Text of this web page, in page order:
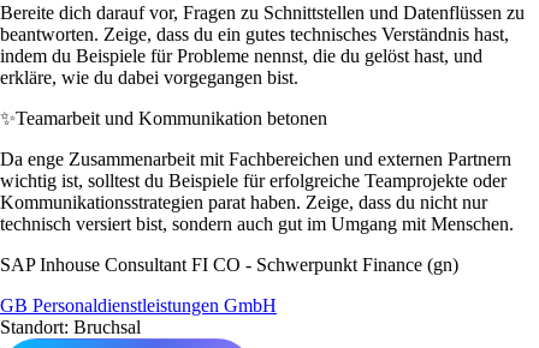
Bereite dich darauf vor, Fragen zu Schnittstellen und Datenflüssen zu
beantworten. Zeige, dass du ein gutes technisches Verständnis hast,
indem du Beispiele für Probleme nennst, die du gelöst hast, und
erkläre, wie du dabei vorgegangen bist.
✨Teamarbeit und Kommunikation betonen
Da enge Zusammenarbeit mit Fachbereichen und externen Partnern
wichtig ist, solltest du Beispiele für erfolgreiche Teamprojekte oder
Kommunikationsstrategien parat haben. Zeige, dass du nicht nur
technisch versiert bist, sondern auch gut im Umgang mit Menschen.
SAP Inhouse Consultant FI CO - Schwerpunkt Finance (gn)
GB Personaldienstleistungen GmbH
Standort: Bruchsal